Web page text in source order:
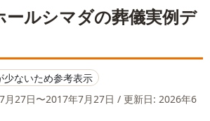
ールシマダの葬儀実例デ
少ないため参考表示
月27日〜2017年7月27日 / 更新日: 2026年6